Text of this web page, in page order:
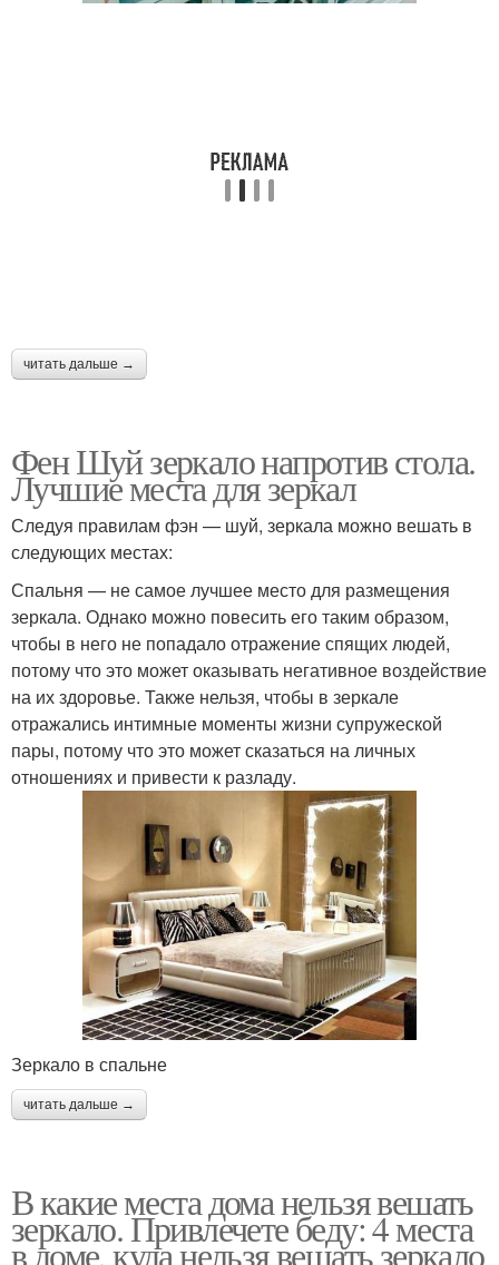
читать дальше →
Фен Шуй зеркало напротив стола.
Лучшие места для зеркал
Следуя правилам фэн — шуй, зеркала можно вешать в
следующих местах:
Спальня — не самое лучшее место для размещения
зеркала. Однако можно повесить его таким образом,
чтобы в него не попадало отражение спящих людей,
потому что это может оказывать негативное воздействие
на их здоровье. Также нельзя, чтобы в зеркале
отражались интимные моменты жизни супружеской
пары, потому что это может сказаться на личных
отношениях и привести к разладу.
Зеркало в спальне
читать дальше →
В какие места дома нельзя вешать
зеркало. Привлечете беду: 4 места
в доме, куда нельзя вешать зеркало